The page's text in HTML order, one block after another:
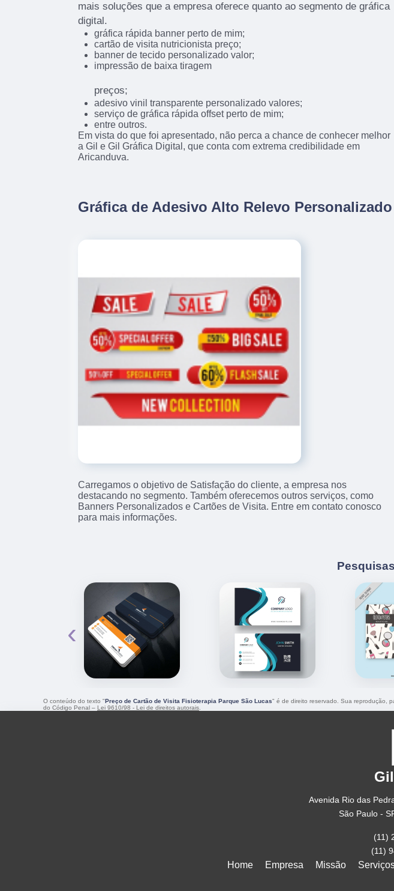
mais soluções que a empresa oferece quanto ao segmento de gráfica
digital.
gráfica rápida banner perto de mim;
cartão de visita nutricionista preço;
banner de tecido personalizado valor;
impressão de baixa tiragem
preços;
adesivo vinil transparente personalizado valores;
serviço de gráfica rápida offset perto de mim;
entre outros.
Em vista do que foi apresentado, não perca a chance de conhecer melhor
a Gil e Gil Gráfica Digital, que conta com extrema credibilidade em
Aricanduva.
Gráfica de Adesivo Alto Relevo Personalizado
Carregamos o objetivo de Satisfação do cliente, a empresa nos
destacando no segmento. Também oferecemos outros serviços, como
Banners Personalizados e Cartões de Visita. Entre em contato conosco
para mais informações.
‹
O conteúdo do texto "Preço de Cartão de Visita Fisioterapia Parque São Lucas" é de direito reservado. Sua reprodução,
do Código Penal – Lei 9610/98 - Lei de direitos autorais
Avenida Rio das
São Paulo -
(11)
(11)
Home Empresa Missão